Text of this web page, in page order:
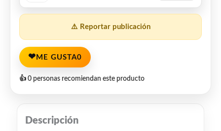
⚠️ Reportar publicación
❤ ME GUSTA0
👍 0 personas recomiendan este producto
Descripción